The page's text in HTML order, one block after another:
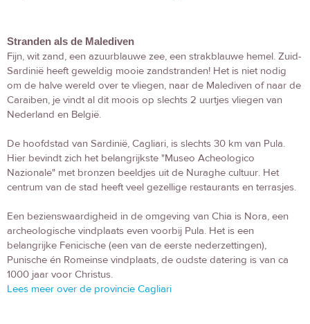
Stranden als de Malediven
Fijn, wit zand, een azuurblauwe zee, een strakblauwe hemel. Zuid-
Sardinië heeft geweldig mooie zandstranden! Het is niet nodig
om de halve wereld over te vliegen, naar de Malediven of naar de
Caraiben, je vindt al dit moois op slechts 2 uurtjes vliegen van
Nederland en België.
De hoofdstad van Sardinië, Cagliari, is slechts 30 km van Pula.
Hier bevindt zich het belangrijkste "Museo Acheologico
Nazionale" met bronzen beeldjes uit de Nuraghe cultuur. Het
centrum van de stad heeft veel gezellige restaurants en terrasjes.
Een bezienswaardigheid in de omgeving van Chia is Nora, een
archeologische vindplaats even voorbij Pula. Het is een
belangrijke Fenicische (een van de eerste nederzettingen),
Punische én Romeinse vindplaats, de oudste datering is van ca
1000 jaar voor Christus.
Lees meer over de provincie Cagliari